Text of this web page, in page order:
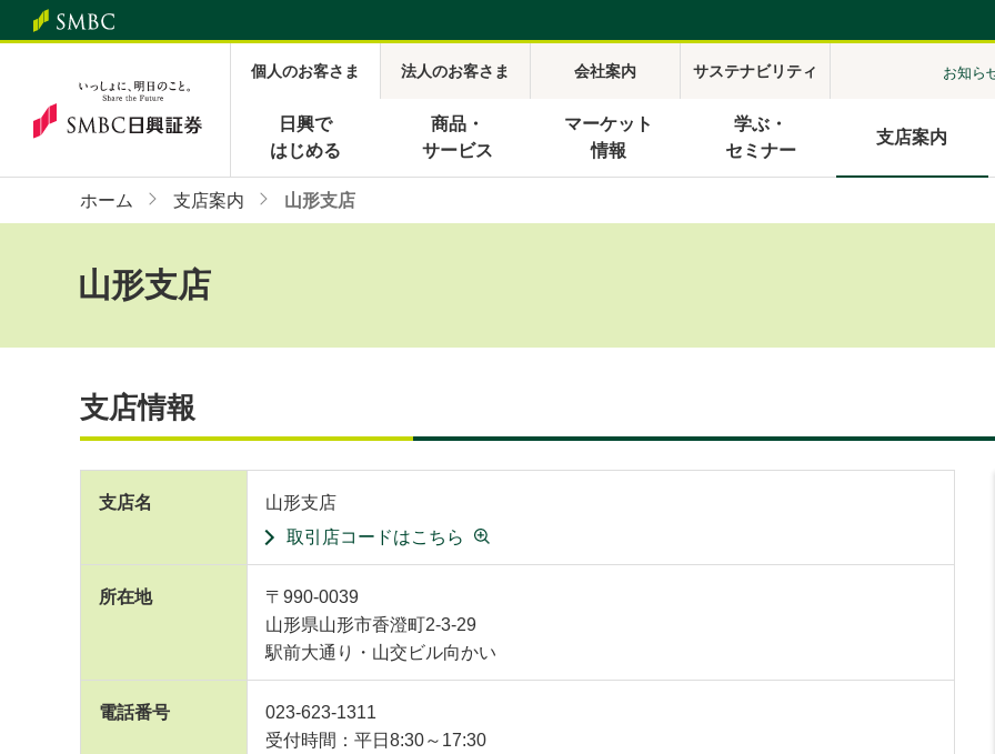
個人のお客さま 法人のお客さま 会社案内 サステナビリティ お知ら
日興で
はじめる
商品・
サービス
マーケット
情報
学ぶ・
セミナー
支店案内
ホーム 支店案内 山形支店
山形支店
支店情報
支店名
山形支店
取引店コードはこちら
所在地
〒990-0039
山形県山形市香澄町2-3-29
駅前大通り・山交ビル向かい
電話番号
023-623-1311
受付時間：平日8:30～17:30